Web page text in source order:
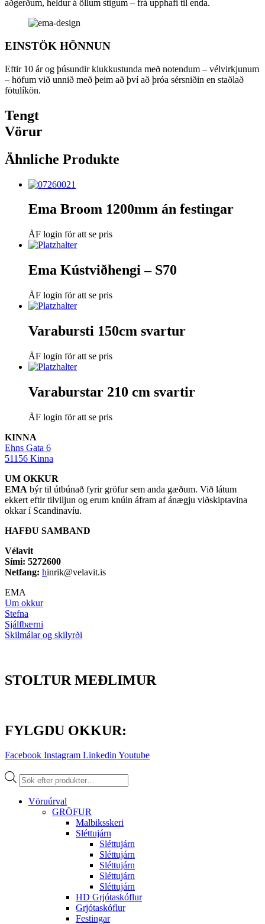
aðgerðum, heldur á öllum stigum – frá upphafi til enda.
EINSTÖK HÖNNUN
Eftir 10 ár og þúsundir klukkustunda með notendum – vélvirkjunum
– höfum við unnið með þeim að því að þróa sérsniðin en staðlað
fötulíkön.
Tengt
Vörur
Ähnliche Produkte
Ema Broom 1200mm án festingar
ÅF login för att se pris
Ema Kústviðhengi – S70
ÅF login för att se pris
Varabursti 150cm svartur
ÅF login för att se pris
Varaburstar 210 cm svartir
ÅF login för att se pris
KINNA
Ehns Gata 6
51156 Kinna
UM OKKUR
EMA býr til útbúnað fyrir gröfur sem anda gæðum. Við látum
ekkert eftir tilviljun og erum knúin áfram af ánægju viðskiptavina
okkar í Scandinavíu.
HAFÐU SAMBAND
Vélavit
Sími: 5272600
Netfang: hinrik@velavit.is
EMA
Um okkur
Stefna
Sjálfbærni
Skilmálar og skilyrði
STOLTUR MEÐLIMUR
FYLGDU OKKUR:
Facebook Instagram LinkedinYoutube
Products
search
Vöruúrval
GRÖFUR
Malbiksskeri
Sléttujárn
Sléttujárn
Sléttujárn
Sléttujárn
Sléttujárn
Sléttujárn
HD Grjótaskóflur
Grjótaskóflur
Festingar